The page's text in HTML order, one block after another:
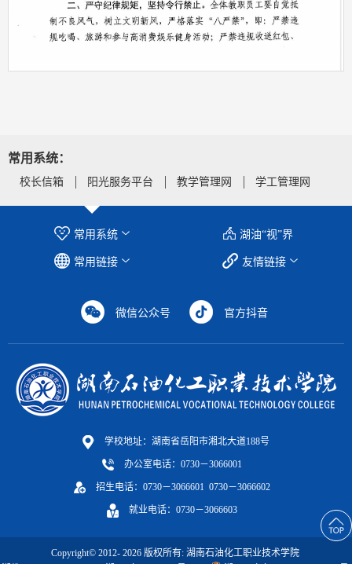
常用系统：
校长信箱 阳光服务平台 教学管理网 学工管理网
湖油“视”界
常用系统
友情链接
常用链接
微信公众号 官方抖音
学校地址：湖南省岳阳市湘北大道188号
办公室电话：0730－3066001
招生电话：0730－3066601 0730－3066602
就业电话：0730－3066603
Copyright© 2012- 2026 版权所有: 湖南石油化工职业技术学院